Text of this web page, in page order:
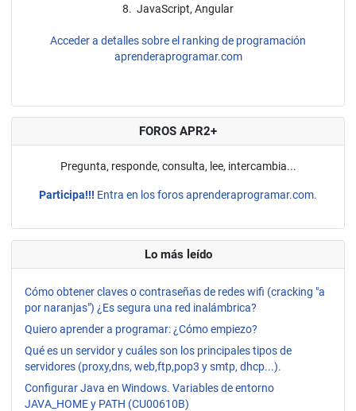
8. JavaScript, Angular
Acceder a detalles sobre el ranking de programación
aprenderaprogramar.com
FOROS APR2+
Pregunta, responde, consulta, lee, intercambia...
Participa!!! Entra en los foros aprenderaprogramar.com.
Lo más leído
Cómo obtener claves o contraseñas de redes wifi (cracking "a
por naranjas") ¿Es segura una red inalámbrica?
Quiero aprender a programar: ¿Cómo empiezo?
Qué es un servidor y cuáles son los principales tipos de
servidores (proxy,dns, web,ftp,pop3 y smtp, dhcp...).
Configurar Java en Windows. Variables de entorno
JAVA_HOME y PATH (CU00610B)